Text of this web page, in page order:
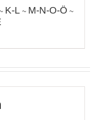
K-L ~ M-N-O-Ö ~